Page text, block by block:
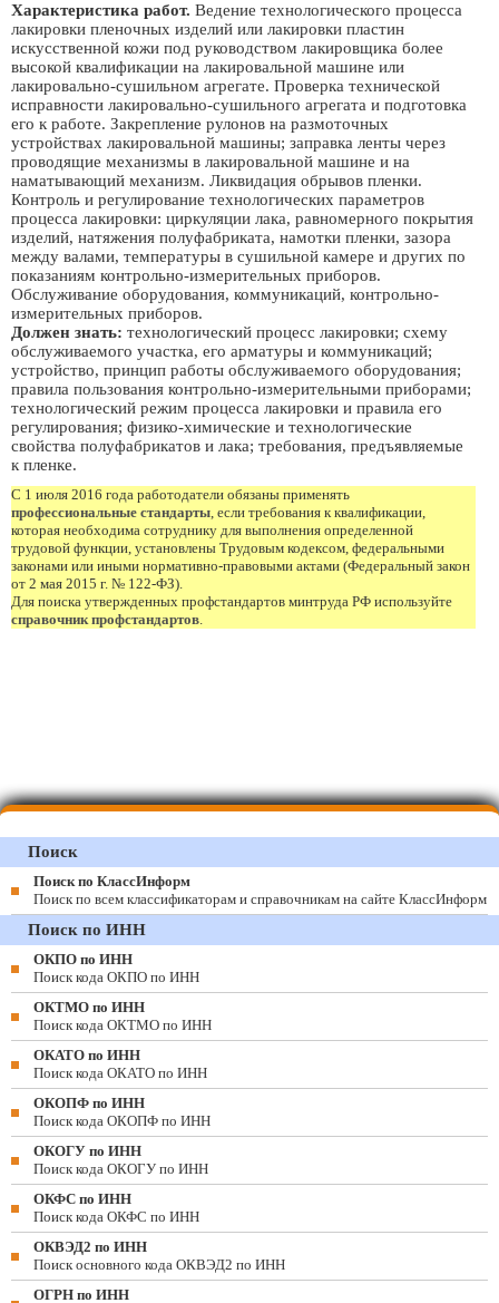
Характеристика работ. Ведение технологического процесса
лакировки пленочных изделий или лакировки пластин
искусственной кожи под руководством лакировщика более
высокой квалификации на лакировальной машине или
лакировально-сушильном агрегате. Проверка технической
исправности лакировально-сушильного агрегата и подготовка
его к работе. Закрепление рулонов на размоточных
устройствах лакировальной машины; заправка ленты через
проводящие механизмы в лакировальной машине и на
наматывающий механизм. Ликвидация обрывов пленки.
Контроль и регулирование технологических параметров
процесса лакировки: циркуляции лака, равномерного покрытия
изделий, натяжения полуфабриката, намотки пленки, зазора
между валами, температуры в сушильной камере и других по
показаниям контрольно-измерительных приборов.
Обслуживание оборудования, коммуникаций, контрольно-
измерительных приборов.
Должен знать: технологический процесс лакировки; схему
обслуживаемого участка, его арматуры и коммуникаций;
устройство, принцип работы обслуживаемого оборудования;
правила пользования контрольно-измерительными приборами;
технологический режим процесса лакировки и правила его
регулирования; физико-химические и технологические
свойства полуфабрикатов и лака; требования, предъявляемые
к пленке.
С 1 июля 2016 года работодатели обязаны применять
профессиональные стандарты, если требования к квалификации,
которая необходима сотруднику для выполнения определенной
трудовой функции, установлены Трудовым кодексом, федеральными
законами или иными нормативно-правовыми актами (Федеральный закон
от 2 мая 2015 г. № 122-ФЗ).
Для поиска утвержденных профстандартов минтруда РФ используйте
справочник профстандартов.
Поиск
Поиск по КлассИнформ
Поиск по всем классификаторам и справочникам на сайте КлассИнформ
Поиск по ИНН
ОКПО по ИНН
Поиск кода ОКПО по ИНН
ОКТМО по ИНН
Поиск кода ОКТМО по ИНН
ОКАТО по ИНН
Поиск кода ОКАТО по ИНН
ОКОПФ по ИНН
Поиск кода ОКОПФ по ИНН
ОКОГУ по ИНН
Поиск кода ОКОГУ по ИНН
ОКФС по ИНН
Поиск кода ОКФС по ИНН
ОКВЭД2 по ИНН
Поиск основного кода ОКВЭД2 по ИНН
ОГРН по ИНН